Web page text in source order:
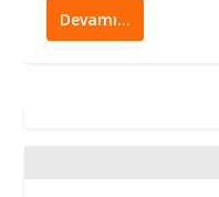
Devamı…